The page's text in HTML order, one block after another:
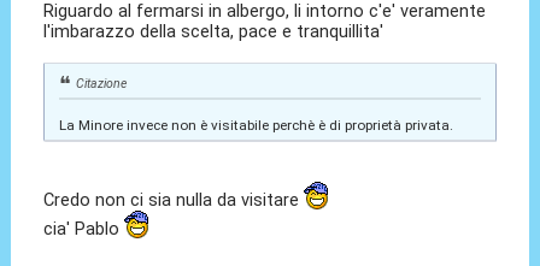
Riguardo al fermarsi in albergo, li intorno c'e' veramente
l'imbarazzo della scelta, pace e tranquillita'
Citazione
La Minore invece non è visitabile perchè è di proprietà privata.
Credo non ci sia nulla da visitare
cia' Pablo